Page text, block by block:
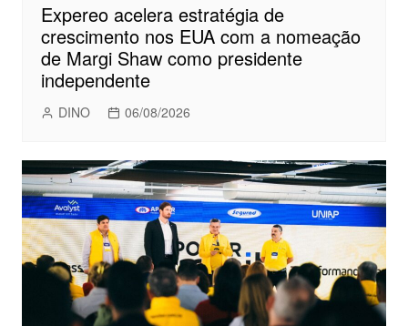
Expereo acelera estratégia de
crescimento nos EUA com a nomeação
de Margi Shaw como presidente
independente
DINO 06/08/2026